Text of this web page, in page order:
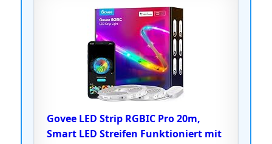
Govee LED Strip RGBIC Pro 20m,
Smart LED Streifen Funktioniert mit